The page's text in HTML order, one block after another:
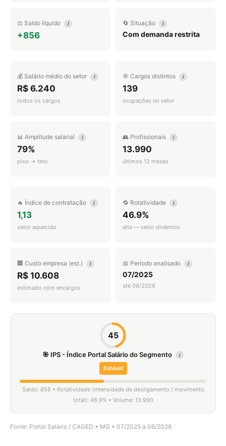
⚖️ Saldo líquido i
+856
🔄 Situação i
Com demanda restrita
💰 Salário médio do setor i
R$ 6.240
todos os cargos
🎯 Cargos distintos i
139
ocupações no setor
📊 Amplitude salarial i
79%
piso → teto
👥 Profissionais i
13.990
últimos 12 meses
🔥 Índice de contratação i
1,13
setor aquecido
🔁 Rotatividade i
46.9%
alta — setor dinâmico
🏢 Custo empresa (est.) i
R$ 10.608
estimado com encargos
📅 Período analisado i
07/2025
até 06/2026
45
🎯 IPS - Índice Portal Salário do Segmento i
Estável
Saldo: 856 • Rotatividade (intensidade de desligamento / movimento
total): 46,9% • Volume: 13.990
Fonte: Portal Salário / CAGED • MG • 07/2025 a 06/2026